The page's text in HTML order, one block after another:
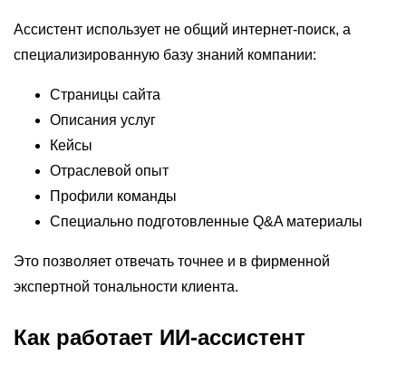
Ассистент использует не общий интернет-поиск, а
специализированную базу знаний компании:
Страницы сайта
Описания услуг
Кейсы
Отраслевой опыт
Профили команды
Специально подготовленные Q&A материалы
Это позволяет отвечать точнее и в фирменной
экспертной тональности клиента.
Как работает ИИ-ассистент